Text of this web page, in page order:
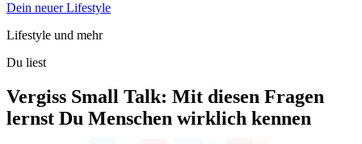
Dein neuer Lifestyle
Lifestyle und mehr
Du liest
Vergiss Small Talk: Mit diesen Fragen
lernst Du Menschen wirklich kennen